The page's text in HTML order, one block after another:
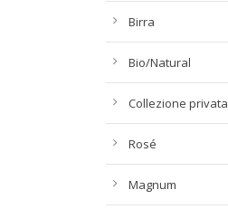
Birra
Bio/Natural
Collezione privata
Rosé
Magnum